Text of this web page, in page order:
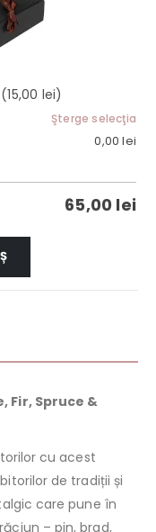
(15,00 lei)
Şterge selecţia
0,00lei
65,00 lei
Fir, Spruce &
cu acest
de tradiții și
care pune în
– pin, brad,